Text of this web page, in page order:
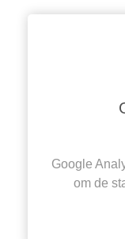
Google
om de